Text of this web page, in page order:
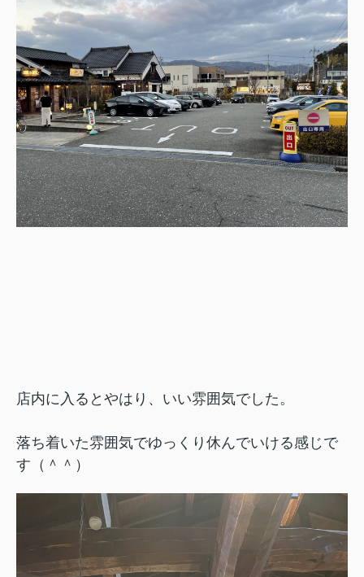
店内に入るとやはり、いい雰囲気でした。
落ち着いた雰囲気でゆっくり休んでいける感じで
す（＾＾）